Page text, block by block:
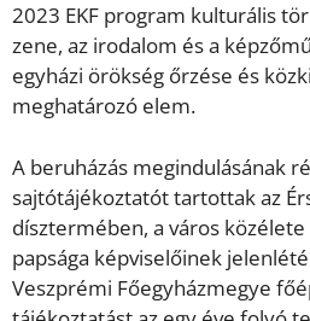
2023 EKF program kulturális
zene, az irodalom és a
egyházi örökség őrzése és
meghatározó elem.
A beruházás megindulásának
sajtótájékoztatót tartottak az
dísztermében, a város
papsága képviselőinek
Veszprémi Főegyházmegye